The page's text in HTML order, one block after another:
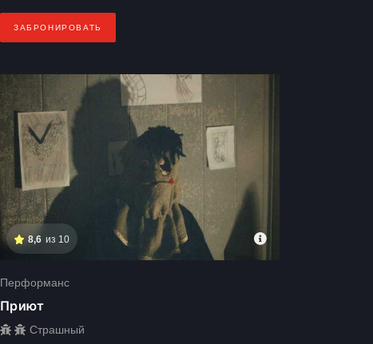
ЗАБРОНИРОВАТЬ
8,6 из 10
Перформанс
Приют
Страшный